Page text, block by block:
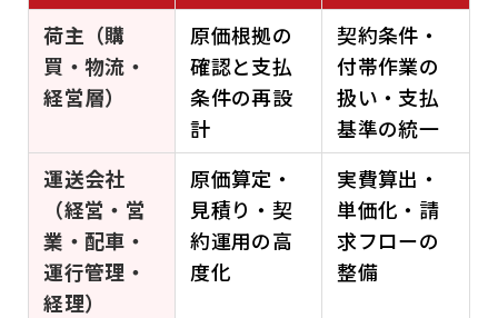
荷主（購
買・物流・
経営層）
原価根拠の
確認と支払
条件の再設
計
契約条件・
付帯作業の
扱い・支払
基準の統一
運送会社
（経営・営
業・配車・
運行管理・
経理）
原価算定・
見積り・契
約運用の高
度化
実費算出・
単価化・請
求フローの
整備